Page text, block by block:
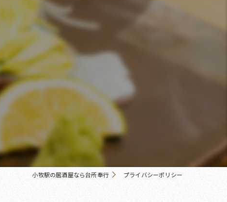
デート
コース
送迎
小牧駅の居酒屋なら台所奉行 プライバシーポリシー